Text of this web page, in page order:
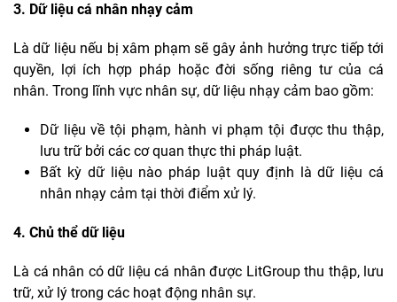
3. Dữ liệu cá nhân nhạy cảm
Là dữ liệu nếu bị xâm phạm sẽ gây ảnh hưởng trực tiếp tới
quyền, lợi ích hợp pháp hoặc đời sống riêng tư của cá
nhân. Trong lĩnh vực nhân sự, dữ liệu nhạy cảm bao gồm:
Dữ liệu về tội phạm, hành vi phạm tội được thu thập,
lưu trữ bởi các cơ quan thực thi pháp luật.
Bất kỳ dữ liệu nào pháp luật quy định là dữ liệu cá
nhân nhạy cảm tại thời điểm xử lý.
4. Chủ thể dữ liệu
Là cá nhân có dữ liệu cá nhân được LitGroup thu thập, lưu
trữ, xử lý trong các hoạt động nhân sự.